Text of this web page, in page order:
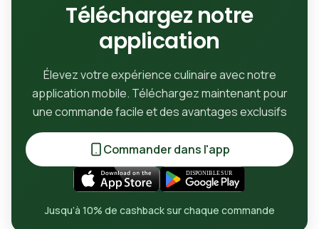
Téléchargez notre
application
Élevez votre expérience culinaire avec notre
application mobile. Téléchargez maintenant pour
une commande facile et des avantages exclusifs
Commander dans l'app
Jusqu’à 10% de cashback sur chaque commande